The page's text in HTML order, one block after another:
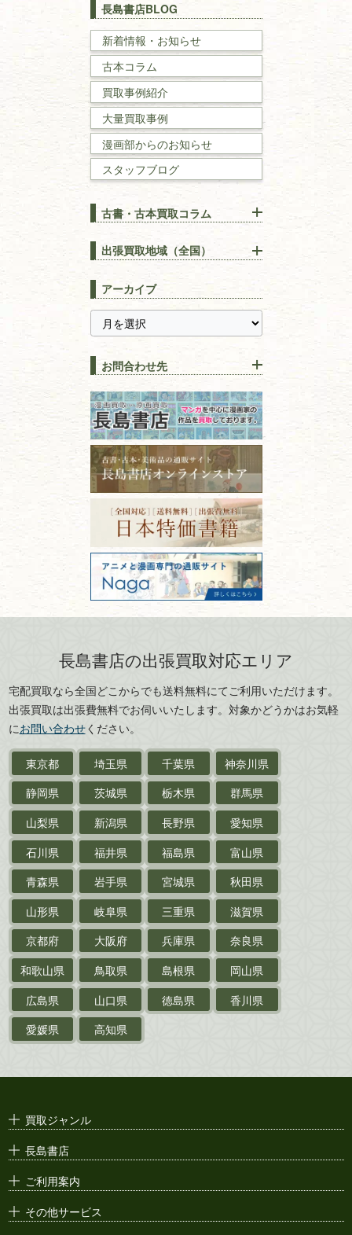
戦記・戦史
国文学・
理工書
数学書・物理学書
建築書
漢方・鍼灸・東洋医学
易学・占い
スピリチュアル・ 精神世界
全集・
趣味・教養
書道
拓本・法帖・碑帖
篆刻・印譜
書道具
美術書・アート本・
デザイン本
カメラ・撮影術
版画・リトグラフ・
刀剣・鎧・甲冑
武道書・武術書
近代文学・
サイン色紙
作家草稿・原稿・肉筆物
探偵小説・推理小説
乗物
鉄道・
電車・バス
戦前・戦中の紙物・資料
絵葉書
支那・満洲・朝鮮・
台湾関係古資料
ポスター・チラシ・
長島書店BLOG
新着情報・お知らせ
古本コラム
買取事例紹介
大量買取事例
漫画部からのお知らせ
スタッフブログ
古書・古本買取コラム
りOK！効率的に売る方法
宅配買取は古本を送るだけ！
長島書店の便利な買取サービ
ス
【持ち込み買取】店頭で簡単
に古本を売るメリットとは？
古本を高く売る方法！買取で
上手な売り方のコツを解説
因！適切な管理で長持ちさせ
るコツ
古本は汚れていると買取でき
ない？適切な保管方法とクリ
ーニング！
ISBNコードとは？書籍の識別
番号の意味と役割を解説
価値ある古書を売るポイント
と注意点
出張買取地域（全国）
東京都
千葉県
神奈川県
静岡県
栃木県
山梨県
新潟県
長野県
愛知県
石川県
福井県
福島県
富山県
青森県
岩手県
宮城県
秋田県
山形県
岐阜県
三重県
滋賀県
京都府
大阪府
兵庫県
奈良県
島根県
岡山県
徳島県
香川県
愛媛県
アーカイブ
お問合わせ先
古本買取専門店 長島書店
〒101-0051
東京都千代田区神田神保町2-5-1
フリーダイヤル：0120-414-548
電話：03-3512-8115
FAX：03-3512-8116
古物商許可：東京都公安委員会 第
301028901712号
古物商名称：有限会社長島書店
長島書店の出張買取対応エリア
宅配買取なら全国どこからでも送料無料にてご利用いただけます。
出張買取は出張費無料でお伺いいたします。対象かどうかはお気軽
にお問い合わせください。
東京都 埼玉県 千葉県
神奈川県
静岡県
茨城県 栃木県
群馬県
山梨県
新潟県 長野県
愛知県
石川県
福井県 福島県
富山県
青森県
岩手県 宮城県
秋田県
山形県
岐阜県 三重県
滋賀県
京都府
大阪府 兵庫県
奈良県
和歌山県
鳥取県 島根県
岡山県
広島県
山口県 徳島県
香川県
愛媛県
高知県
買取ジャンル
長島書店
ご利用案内
その他サービス